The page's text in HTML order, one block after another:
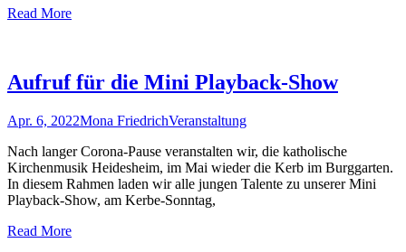
Read More
Aufruf für die Mini Playback-Show
Apr. 6, 2022Mona FriedrichVeranstaltung
Nach langer Corona-Pause veranstalten wir, die katholische
Kirchenmusik Heidesheim, im Mai wieder die Kerb im Burggarten.
In diesem Rahmen laden wir alle jungen Talente zu unserer Mini
Playback-Show, am Kerbe-Sonntag,
Read More